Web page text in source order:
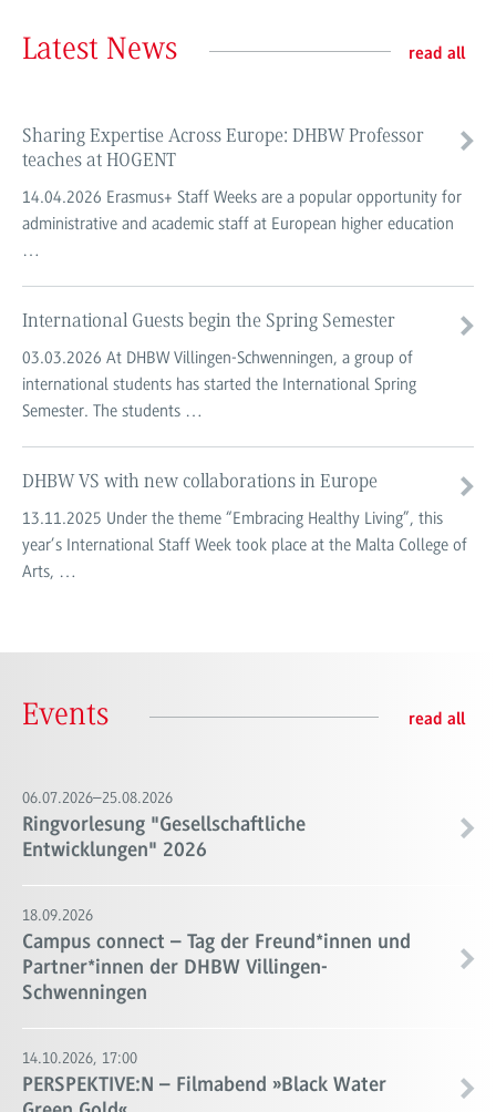
Latest News read all
Sharing Expertise Across Europe: DHBW Professor
teaches at HOGENT
14.04.2026 Erasmus+ Staff Weeks are a popular opportunity for
administrative and academic staff at European higher education
…
International Guests begin the Spring Semester
03.03.2026 At DHBW Villingen-Schwenningen, a group of
international students has started the International Spring
Semester. The students …
DHBW VS with new collaborations in Europe
13.11.2025 Under the theme “Embracing Healthy Living”, this
year’s International Staff Week took place at the Malta College of
Arts, …
Events read all
06.07.2026–25.08.2026
Ringvorlesung "Gesellschaftliche
Entwicklungen" 2026
18.09.2026
Campus connect – Tag der Freund*innen und
Partner*innen der DHBW Villingen-
Schwenningen
14.10.2026, 17:00
PERSPEKTIVE:N – Filmabend »Black Water